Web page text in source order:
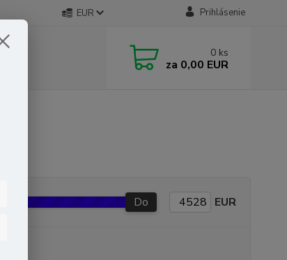
EUR Prihlásenie
0 ks
za 0,00 EUR
Do EUR